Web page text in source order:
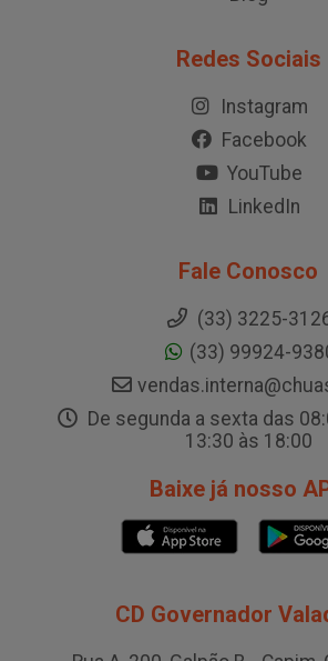
Redes Sociais
Instagram
Facebook
YouTube
LinkedIn
Fale Conosco
(33) 3225-
(33) 99924-
De segunda a sexta das
13:30 às 18:00
Baixe já nosso
CD Governador